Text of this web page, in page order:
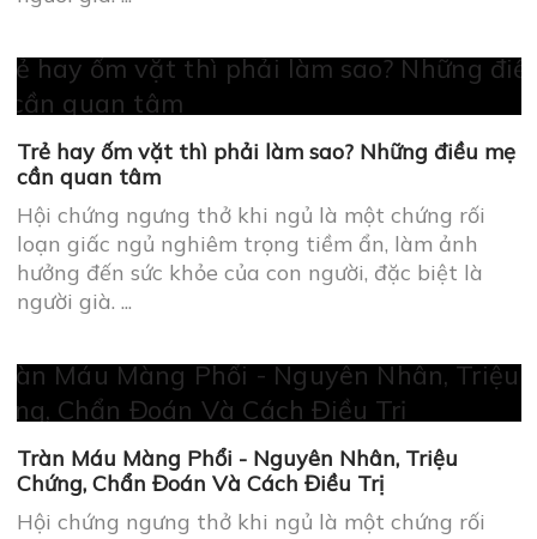
Tràn Máu Màng Phổi - Nguyên Nhân, Triệu
Chứng, Chẩn Đoán Và Cách Điều Trị
Hội chứng ngưng thở khi ngủ là một chứng rối
loạn giấc ngủ nghiêm trọng tiềm ẩn, làm ảnh
hưởng đến sức khỏe của con người, đặc biệt là
người già. ...
Hội chứng ngưng thở khi ngủ là một chứng rối
loạn giấc ngủ nghiêm trọng tiềm ẩn, làm ảnh
hưởng đến sức khỏe của con người, đặc biệt là
người già. ...